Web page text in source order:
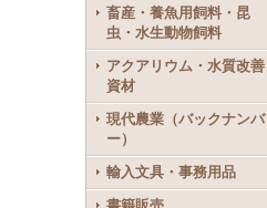
畜産・養魚用飼料・昆
虫・水生動物飼料
アクアリウム・水質改善
資材
現代農業（バックナンバ
ー）
輸入文具・事務用品
書籍販売